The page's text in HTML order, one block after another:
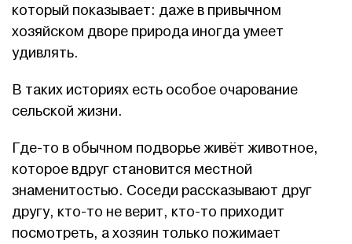
который показывает: даже в привычном
хозяйском дворе природа иногда умеет
удивлять.
В таких историях есть особое очарование
сельской жизни.
Где-то в обычном подворье живёт животное,
которое вдруг становится местной
знаменитостью. Соседи рассказывают друг
другу, кто-то не верит, кто-то приходит
посмотреть, а хозяин только пожимает